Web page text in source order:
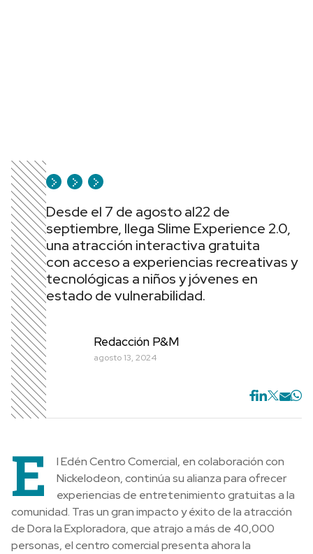
Desde el 7 de agosto al22 de
septiembre, llega Slime Experience 2.0,
una atracción interactiva gratuita
con acceso a experiencias recreativas y
tecnológicas a niños y jóvenes en
estado de vulnerabilidad.
Redacción P&M
agosto 13, 2024
E
l Edén Centro Comercial, en colaboración con
Nickelodeon, continúa su alianza para ofrecer
experiencias de entretenimiento gratuitas a la
comunidad. Tras un gran impacto y éxito de la atracción
de Dora la Exploradora, que atrajo a más de 40,000
personas, el centro comercial presenta ahora la